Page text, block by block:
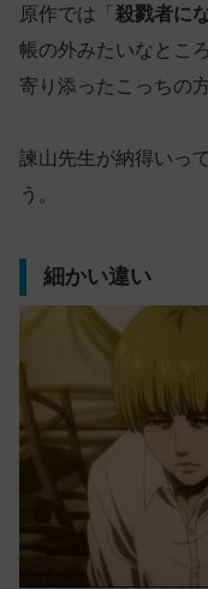
原作では「 殺戮者に
帳の外みたいなとこ
寄り添ったこっちの
諫山先生が納得いっ
う。
細かい違い